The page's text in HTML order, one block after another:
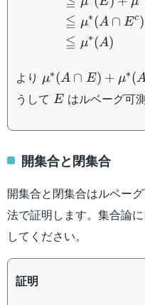
≦ μ∗(A ∩ Ec)
≦ μ∗(A)
より \mu^*
(A
\cap
(A
\cap
E^c)
\mu^*
(A)
μ∗(A ∩ E) + μ∗(
うして E
E はルベーグ可
開集合と閉集合
開集合と閉集合はルベー
法で証明します。集合論
してください。
証明